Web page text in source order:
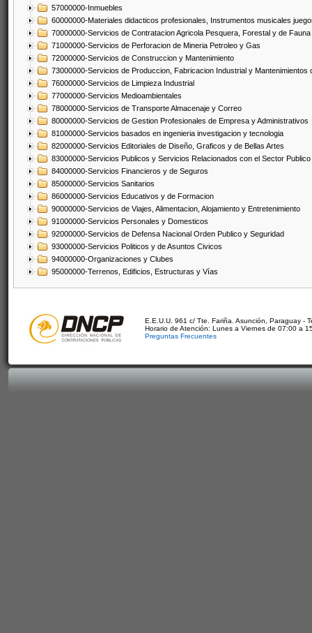
57000000-Inmuebles
60000000-Materiales didacticos profesionales, Instrumentos musicales
70000000-Servicios de Contratacion Agricola Pesquera, Forestal y de Fauna
71000000-Servicios de Perforacion de Mineria Petroleo y Gas
72000000-Servicios de Construccion y Mantenimiento
73000000-Servicios de Produccion, Fabricacion Industrial y Mantenimientos
76000000-Servicios de Limpieza Industrial
77000000-Servicios Medioambientales
78000000-Servicios de Transporte Almacenaje y Correo
80000000-Servicios de Gestion Profesionales de Empresa y Administrativos
81000000-Servicios basados en ingenieria investigacion y tecnologia
82000000-Servicios Editoriales de Diseño, Graficos y de Bellas Artes
83000000-Servicios Publicos y Servicios Relacionados con el Sector Publico
84000000-Servicios Financieros y de Seguros
85000000-Servicios Sanitarios
86000000-Servicios Educativos y de Formacion
90000000-Servicios de Viajes, Alimentacion, Alojamiento y Entretenimiento
91000000-Servicios Personales y Domesticos
92000000-Servicios de Defensa Nacional Orden Publico y Seguridad
93000000-Servicios Politicos y de Asuntos Civicos
94000000-Organizaciones y Clubes
95000000-Terrenos, Edificios, Estructuras y Vías
E.E.U.U. 961 c/ Tte. Fariña. Asunción, Paraguay -
Horario de Atención: Lunes a Viernes de 07:00 a
Preguntas Frecuentes